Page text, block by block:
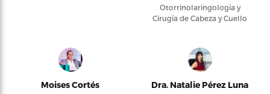
Otorrinolaringología y
Cirugía de Cabeza y Cuello
Moises Cortés Dra. Natalie Pérez Luna